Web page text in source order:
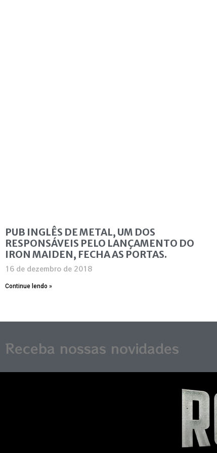
PUB INGLÊS DE METAL, UM DOS
RESPONSÁVEIS PELO LANÇAMENTO DO
IRON MAIDEN, FECHA AS PORTAS.
16 de dezembro de 2018
Continue lendo »
Receba nossas novidades